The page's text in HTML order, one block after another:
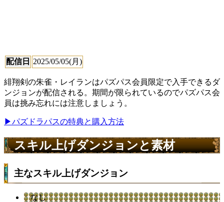
配信日 2025/05/05(月)
緋翔剣の朱雀・レイランはパズパス会員限定で入手できるダ
ンジョンが配信される。期間が限られているのでパズパス会
員は挑み忘れには注意しましょう。
▶パズドラパスの特典と購入方法
スキル上げダンジョンと素材
主なスキル上げダンジョン
なし